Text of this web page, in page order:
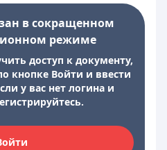
в сокращенном
режиме
доступ к документу,
кнопке Войти и ввести
у вас нет логина и